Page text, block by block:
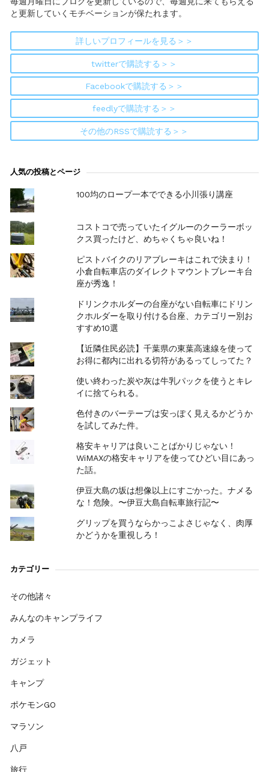
と更新していくモチベーションが保たれます。
詳しいプロフィールを見る＞＞
twitterで購読する＞＞
Facebookで購読する＞＞
feedlyで購読する＞＞
その他のRSSで購読する＞＞
人気の投稿とページ
100均のロープ一本でできる小川張り講座
コストコで売っていたイグルーのクーラーボッ
クス買ったけど、めちゃくちゃ良いね！
ピストバイクのリアブレーキはこれで決まり！
小倉自転車店のダイレクトマウントブレーキ台
座が秀逸！
ドリンクホルダーの台座がない自転車にドリン
クホルダーを取り付ける台座、カテゴリー別お
すすめ10選
【近隣住民必読】千葉県の東葉高速線を使って
お得に都内に出れる切符があるってしってた？
使い終わった炭や灰は牛乳パックを使うとキレ
イに捨てられる。
色付きのバーテープは安っぽく見えるかどうか
を試してみた件。
格安キャリアは良いことばかりじゃない！
WiMAXの格安キャリアを使ってひどい目にあっ
た話。
伊豆大島の坂は想像以上にすごかった。ナメる
な！危険。〜伊豆大島自転車旅行記〜
グリップを買うならかっこよさじゃなく、肉厚
かどうかを重視しろ！
カテゴリー
その他諸々
みんなのキャンプライフ
カメラ
ガジェット
キャンプ
ポケモンGO
マラソン
八戸
旅行